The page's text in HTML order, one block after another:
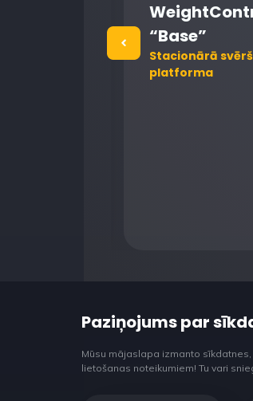
“Base”
Stacionārā
platforma
Paziņojums par
Mūsu mājaslapa izmanto
lietošanas noteikumiem! Tu vari